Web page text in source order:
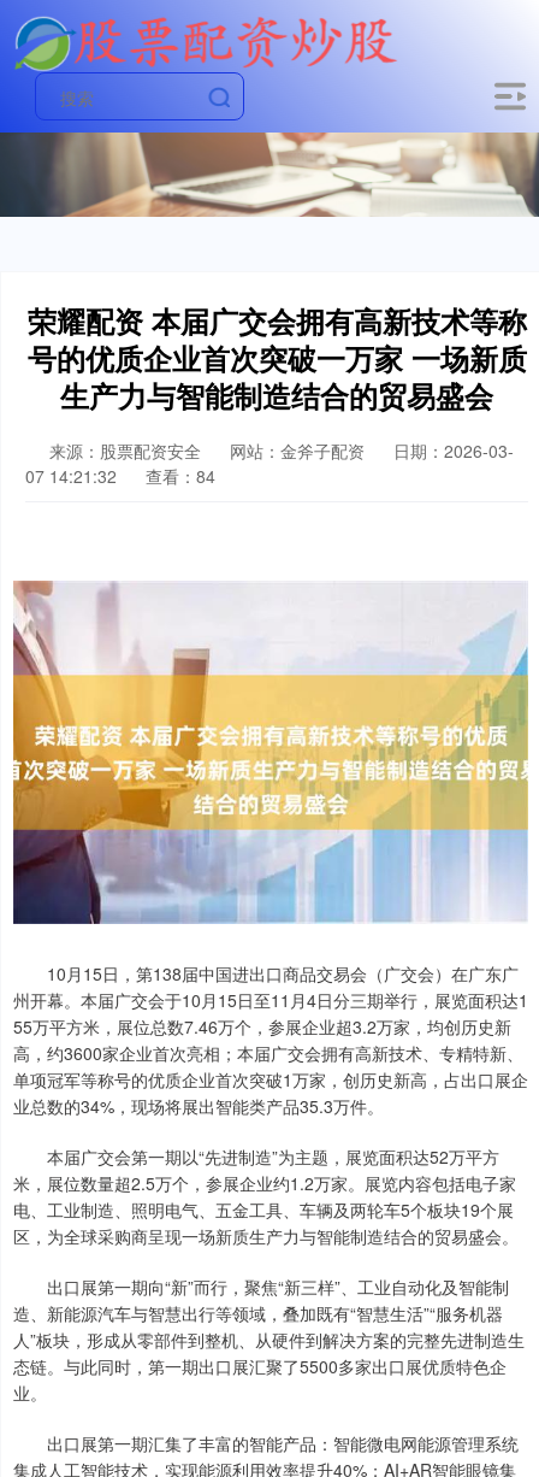
荣耀配资 本届广交会拥有高新技术等称
号的优质企业首次突破一万家 一场新质
生产力与智能制造结合的贸易盛会
来源：股票配资安全 网站：金斧子配资
日期：2026-03-
07 14:21:32
查看：84
10月15日，第138届中国进出口商品交易会（广交会）在广东广
州开幕。本届广交会于10月15日至11月4日分三期举行，展览面积达1
55万平方米，展位总数7.46万个，参展企业超3.2万家，均创历史新
高，约3600家企业首次亮相；本届广交会拥有高新技术、专精特新、
单项冠军等称号的优质企业首次突破1万家，创历史新高，占出口展企
业总数的34%，现场将展出智能类产品35.3万件。
本届广交会第一期以“先进制造”为主题，展览面积达52万平方
米，展位数量超2.5万个，参展企业约1.2万家。展览内容包括电子家
电、工业制造、照明电气、五金工具、车辆及两轮车5个板块19个展
区，为全球采购商呈现一场新质生产力与智能制造结合的贸易盛会。
出口展第一期向“新”而行，聚焦“新三样”、工业自动化及智能制
造、新能源汽车与智慧出行等领域，叠加既有“智慧生活”“服务机器
人”板块，形成从零部件到整机、从硬件到解决方案的完整先进制造生
态链。与此同时，第一期出口展汇聚了5500多家出口展优质特色企
业。
出口展第一期汇集了丰富的智能产品：智能微电网能源管理系统
集成人工智能技术，实现能源利用效率提升40%；AI+AR智能眼镜集